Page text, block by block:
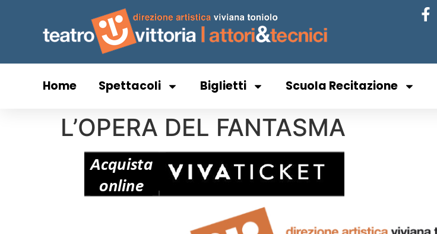
Home Spettacoli Biglietti Scuola Recitazione
L’OPERA DEL FANTASMA